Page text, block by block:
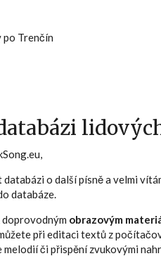
po Trenčín
o další písně a velmi
databáze.
obrazovým
při editaci textů z
či přispění zvukovými